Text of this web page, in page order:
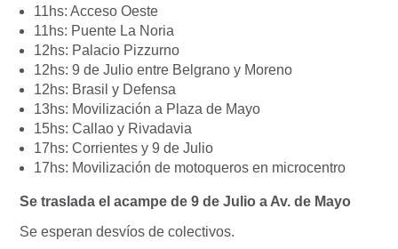
11hs: Acceso Oeste
11hs: Puente La Noria
12hs: Palacio Pizzurno
12hs: 9 de Julio entre Belgrano y Moreno
12hs: Brasil y Defensa
13hs: Movilización a Plaza de Mayo
15hs: Callao y Rivadavia
17hs: Corrientes y 9 de Julio
17hs: Movilización de motoqueros en microcentro
Se traslada el acampe de 9 de Julio a Av. de Mayo
Se esperan desvíos de colectivos.